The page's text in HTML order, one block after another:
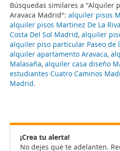
Búsquedas similares a "Alquiler
Aravaca Madrid": alquiler pisos
alquiler pisos Martinez De La
Costa Del Sol Madrid, alquiler
alquiler piso particular Paseo de
alquiler apartamento Aravaca,
Malasaña, alquiler casa diseño
estudiantes Cuatro Caminos
Madrid.
¡Crea tu alerta!
No dejes que te adelanten.